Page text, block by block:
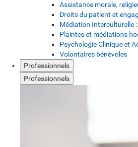
Assistance morale,
Droits du patient et
Médiation Interculturelle
Plaintes et médiations
Psychologie Clinique et
Volontaires bénévoles
Professionnels
Professionnels